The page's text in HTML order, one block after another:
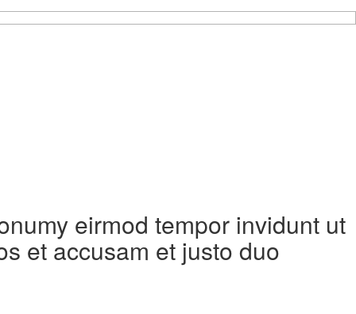
eirmod tempor invidunt ut
et accusam et justo duo